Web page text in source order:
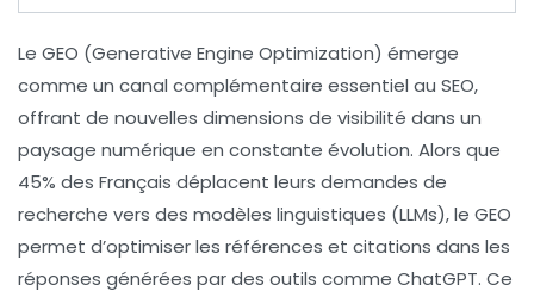
Le GEO (Generative Engine Optimization) émerge
comme un canal complémentaire essentiel au SEO,
offrant de nouvelles dimensions de visibilité dans un
paysage numérique en constante évolution. Alors que
45% des Français déplacent leurs demandes de
recherche vers des modèles linguistiques (LLMs), le GEO
permet d’optimiser les références et citations dans les
réponses générées par des outils comme ChatGPT. Ce